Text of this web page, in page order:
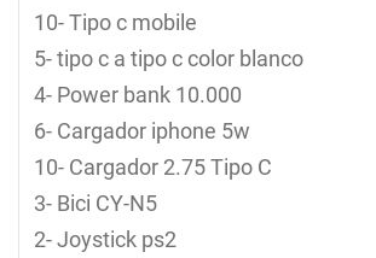
10- Tipo c mobile
5- tipo c a tipo c color blanco
4- Power bank 10.000
6- Cargador iphone 5w
10- Cargador 2.75 Tipo C
3- Bici CY-N5
2- Joystick ps2